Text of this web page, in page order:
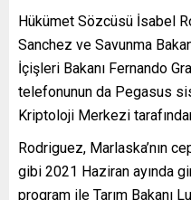
Hükümet Sözcüsü İsabel
Sanchez ve Savunma
İçişleri Bakanı Fernando
telefonunun da Pegasus
Kriptoloji Merkezi
Rodriguez, Marlaska’nın
gibi 2021 Haziran ayında
program ile Tarım Bakanı